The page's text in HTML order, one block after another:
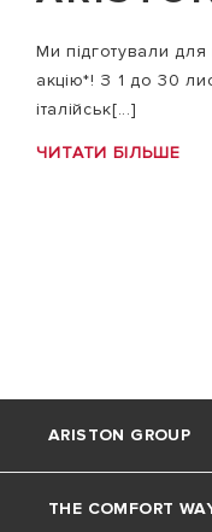
Ми підготували
акцію*! З 1 до 30
італійськ[...]
ЧИТАТИ БІЛЬШЕ
ARISTON GROUP
Про нас
THE COMFORT